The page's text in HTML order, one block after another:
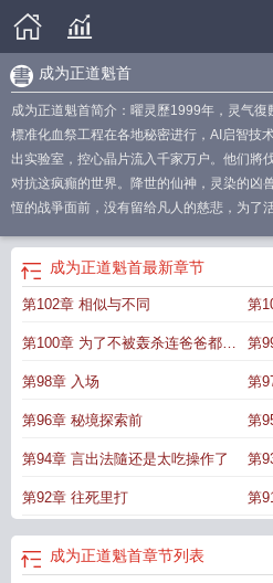
成为正道魁首
成为正道魁首简介：曜灵歷1999年，灵气復
標准化血祭工程在各地秘密进行，AI启智技
出实验室，控心晶片流入千家万户。他们將
对抗这疯癲的世界。降世的仙神，灵染的
恆的战爭面前，没有留给凡人的慈悲，为了
的那些年 成为正道魁首的炉鼎后
为正道魁首无防盗
首笔趣阁我成为了正道第一大佬起点 成为
趣阁
成为正道魁首后发现我是反派 我在
成为正道魁首最新章节
第102章 相似与不同 第
第100章 为了不被轰杀连爸爸都叫
得出来吗
第
第98章 入场 第
第96章 秘境探索前 第
第94章 言出法隨还是太吃操作了 第
第92章 往死里打 第
成为正道魁首章节列表